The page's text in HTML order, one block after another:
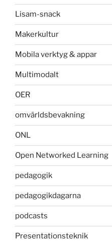
Lisam-snack
Makerkultur
Mobila verktyg & appar
Multimodalt
OER
omvärldsbevakning
ONL
Open Networked Learning
pedagogik
pedagogikdagarna
podcasts
Presentationsteknik